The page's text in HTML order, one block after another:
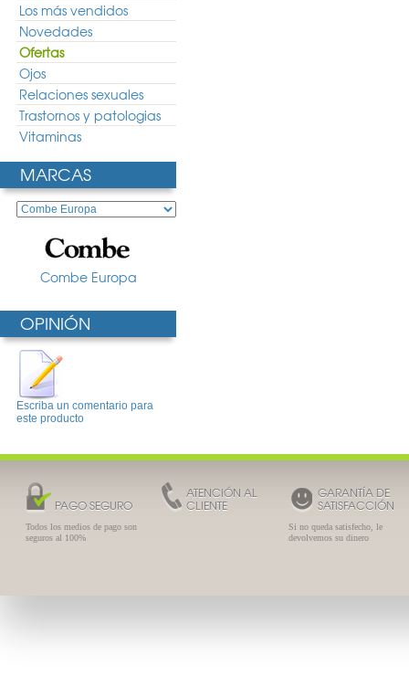
Los más vendidos
Novedades
Ofertas
Ojos
Relaciones sexuales
Trastornos y patologias
Vitaminas
MARCAS
Combe Europa
OPINIÓN
Escriba un comentario para
este producto
PAGO SEGURO
Todos los medios de pago son
seguros al 100%
ATENCIÓN AL
CLIENTE
GARANTÍA DE
SATISFACCIÓN
Si no queda satisfecho, le
devolvemos su dinero